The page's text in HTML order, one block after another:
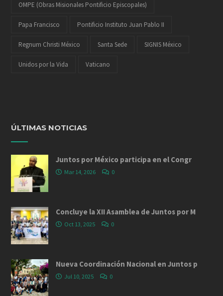
OMPE (Obras Misionales Pontificio Episcopales)
Papa Francisco Pontificio Instituto Juan Pablo II
Regnum Christi México Santa Sede SIGNIS México
Unidos por la Vida Vaticano
ÚLTIMAS NOTICIAS
Juntos por México participa en el Congr
Mar 14, 2026 0
Concluye la XII Asamblea de Juntos por M
Oct 13, 2025 0
Nueva Coordinación Nacional en Juntos p
Jul 10, 2025 0